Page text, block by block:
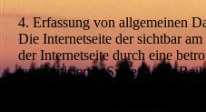
4. Erfassung von allgemeinen
Die Internetseite der sichtbar
der Internetseite durch eine
automatisiertes System eine